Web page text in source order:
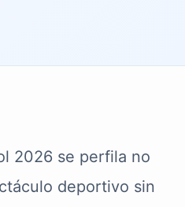
2026 se perfila no
deportivo sin